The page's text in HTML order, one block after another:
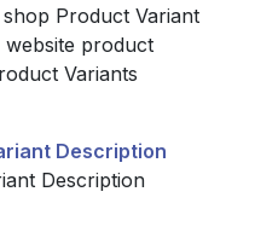
Product Variant
website product
Variants
Description
Description